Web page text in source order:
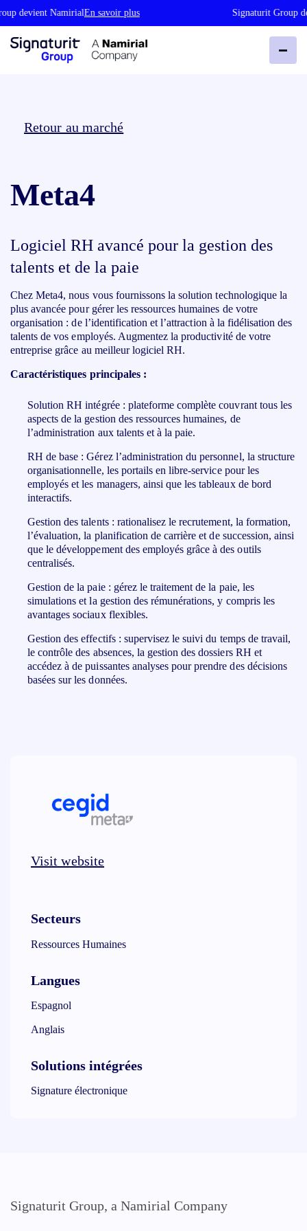
devient NamirialEn savoir plus Signaturit Group
Retour au marché
Meta4
Logiciel RH avancé pour la gestion des
talents et de la paie
Chez Meta4, nous vous fournissons la solution technologique la
plus avancée pour gérer les ressources humaines de votre
organisation : de l’identification et l’attraction à la fidélisation des
talents de vos employés. Augmentez la productivité de votre
entreprise grâce au meilleur logiciel RH.
Caractéristiques principales :
Solution RH intégrée : plateforme complète couvrant tous les
aspects de la gestion des ressources humaines, de
l’administration aux talents et à la paie.
RH de base : Gérez l’administration du personnel, la structure
organisationnelle, les portails en libre-service pour les
employés et les managers, ainsi que les tableaux de bord
interactifs.
Gestion des talents : rationalisez le recrutement, la formation,
l’évaluation, la planification de carrière et de succession, ainsi
que le développement des employés grâce à des outils
centralisés.
Gestion de la paie : gérez le traitement de la paie, les
simulations et la gestion des rémunérations, y compris les
avantages sociaux flexibles.
Gestion des effectifs : supervisez le suivi du temps de travail,
le contrôle des absences, la gestion des dossiers RH et
accédez à de puissantes analyses pour prendre des décisions
basées sur les données.
Visit website
Secteurs
Ressources Humaines
Langues
Espagnol
Anglais
Solutions intégrées
Signature électronique
Signaturit Group, a Namirial Company